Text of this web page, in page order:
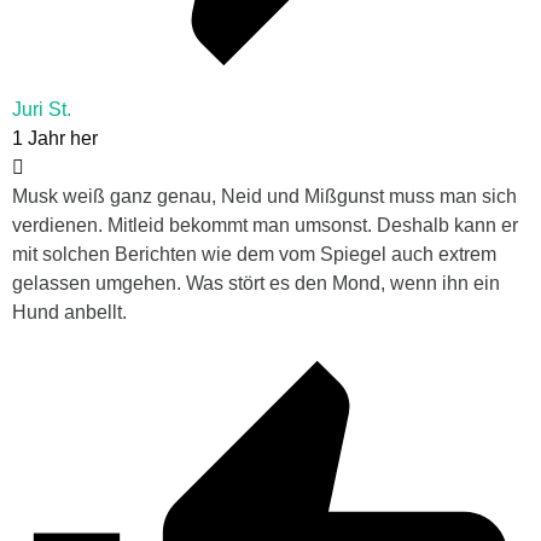
Juri St.
1 Jahr her
Musk weiß ganz genau, Neid und Mißgunst muss man sich
verdienen. Mitleid bekommt man umsonst. Deshalb kann er
mit solchen Berichten wie dem vom Spiegel auch extrem
gelassen umgehen. Was stört es den Mond, wenn ihn ein
Hund anbellt.